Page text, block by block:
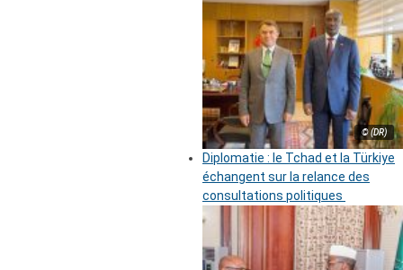
© (DR)
Diplomatie : le Tchad et la Türkiye
échangent sur la relance des
consultations politiques